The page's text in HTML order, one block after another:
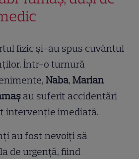
fizic și-au spus cuvântul
Într-o turnură
Naba,Marian
au suferit accidentări
intervenție imediată.
au fost nevoiți să
de urgență, fiind